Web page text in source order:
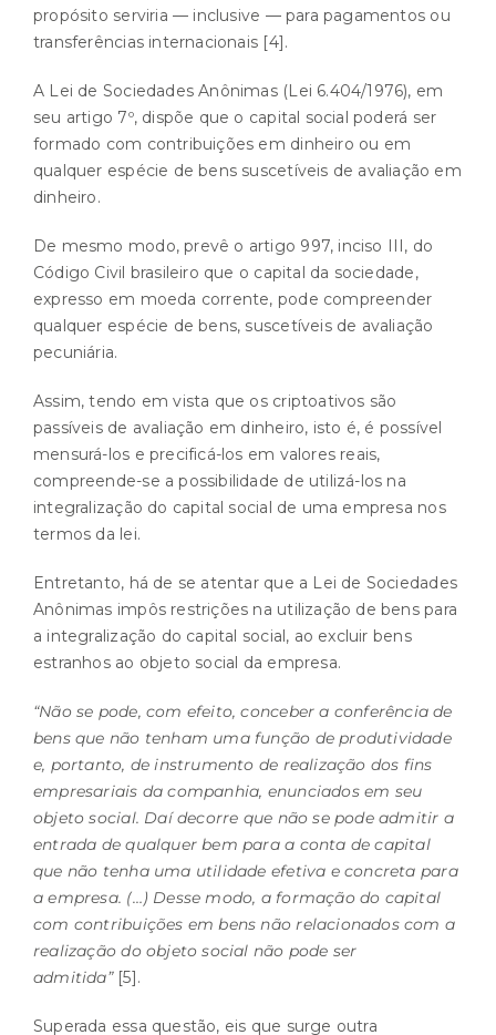
propósito serviria — inclusive — para pagamentos ou
transferências internacionais [4].
A Lei de Sociedades Anônimas (Lei 6.404/1976), em
seu artigo 7º, dispõe que o capital social poderá ser
formado com contribuições em dinheiro ou em
qualquer espécie de bens suscetíveis de avaliação em
dinheiro.
De mesmo modo, prevê o artigo 997, inciso III, do
Código Civil brasileiro que o capital da sociedade,
expresso em moeda corrente, pode compreender
qualquer espécie de bens, suscetíveis de avaliação
pecuniária.
Assim, tendo em vista que os criptoativos são
passíveis de avaliação em dinheiro, isto é, é possível
mensurá-los e precificá-los em valores reais,
compreende-se a possibilidade de utilizá-los na
integralização do capital social de uma empresa nos
termos da lei.
Entretanto, há de se atentar que a Lei de Sociedades
Anônimas impôs restrições na utilização de bens para
a integralização do capital social, ao excluir bens
estranhos ao objeto social da empresa.
“Não se pode, com efeito, conceber a conferência de
bens que não tenham uma função de produtividade
e, portanto, de instrumento de realização dos fins
empresariais da companhia, enunciados em seu
objeto social. Daí decorre que não se pode admitir a
entrada de qualquer bem para a conta de capital
que não tenha uma utilidade efetiva e concreta para
a empresa. (…) Desse modo, a formação do capital
com contribuições em bens não relacionados com a
realização do objeto social não pode ser
admitida” [5].
Superada essa questão, eis que surge outra